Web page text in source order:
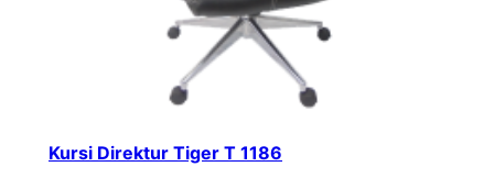
Kursi Direktur Tiger T 1186